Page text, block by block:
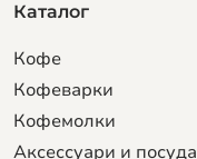
Каталог
Кофе
Кофеварки
Кофемолки
Аксессуари и посуда